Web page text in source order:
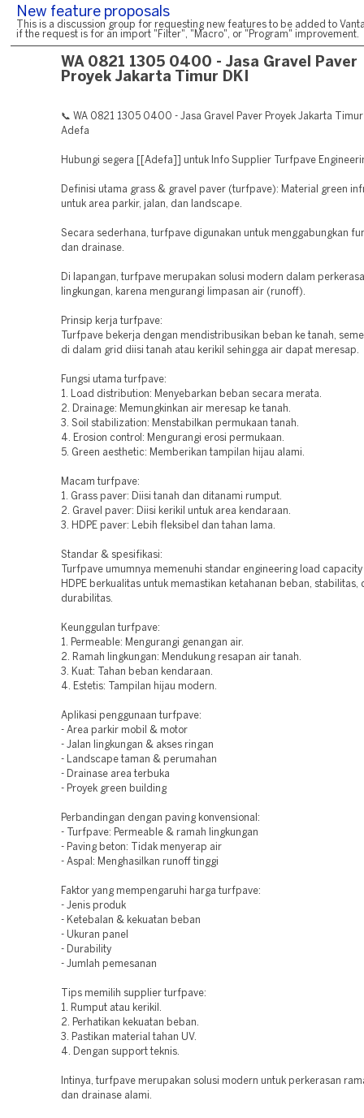
New feature proposals
This is a discussion group for requesting new features to be added to
if the request is for an import "Filter", "Macro", or "Program" improvement.
WA 0821 1305 0400 - Jasa Gravel Paver
Proyek Jakarta Timur DKI
📞 WA 0821 1305 0400 - Jasa Gravel Paver Proyek Jakarta
Adefa
Hubungi segera [[Adefa]] untuk Info Supplier Turfpave
Definisi utama grass & gravel paver (turfpave): Material green
untuk area parkir, jalan, dan landscape.
Secara sederhana, turfpave digunakan untuk menggabungkan
dan drainase.
Di lapangan, turfpave merupakan solusi modern dalam
lingkungan, karena mengurangi limpasan air (runoff).
Prinsip kerja turfpave:
Turfpave bekerja dengan mendistribusikan beban ke tanah,
di dalam grid diisi tanah atau kerikil sehingga air dapat meresap.
Fungsi utama turfpave:
1. Load distribution: Menyebarkan beban secara merata.
2. Drainage: Memungkinkan air meresap ke tanah.
3. Soil stabilization: Menstabilkan permukaan tanah.
4. Erosion control: Mengurangi erosi permukaan.
5. Green aesthetic: Memberikan tampilan hijau alami.
Macam turfpave:
1. Grass paver: Diisi tanah dan ditanami rumput.
2. Gravel paver: Diisi kerikil untuk area kendaraan.
3. HDPE paver: Lebih fleksibel dan tahan lama.
Standar & spesifikasi:
Turfpave umumnya memenuhi standar engineering load
HDPE berkualitas untuk memastikan ketahanan beban, stabilitas,
durabilitas.
Keunggulan turfpave:
1. Permeable: Mengurangi genangan air.
2. Ramah lingkungan: Mendukung resapan air tanah.
3. Kuat: Tahan beban kendaraan.
4. Estetis: Tampilan hijau modern.
Aplikasi penggunaan turfpave:
- Area parkir mobil & motor
- Jalan lingkungan & akses ringan
- Landscape taman & perumahan
- Drainase area terbuka
- Proyek green building
Perbandingan dengan paving konvensional:
- Turfpave: Permeable & ramah lingkungan
- Paving beton: Tidak menyerap air
- Aspal: Menghasilkan runoff tinggi
Faktor yang mempengaruhi harga turfpave:
- Jenis produk
- Ketebalan & kekuatan beban
- Ukuran panel
- Durability
- Jumlah pemesanan
Tips memilih supplier turfpave:
1. Rumput atau kerikil.
2. Perhatikan kekuatan beban.
3. Pastikan material tahan UV.
4. Dengan support teknis.
Intinya, turfpave merupakan solusi modern untuk perkerasan
dan drainase alami.